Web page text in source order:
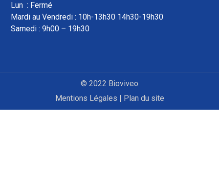
Lun : Fermé
Mardi au Vendredi : 10h-13h30 14h30-19h30
Samedi : 9h00 – 19h30
© 2022 Bioviveo
Mentions Légales | Plan du site